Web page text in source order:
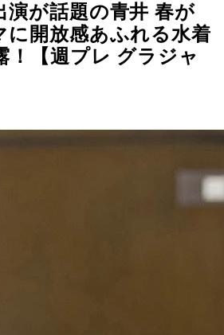
演が話題の青井 春が
に開放感あふれる水着
！【週プレ グラジャ